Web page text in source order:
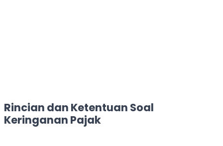
Rincian dan Ketentuan Soal
Keringanan Pajak